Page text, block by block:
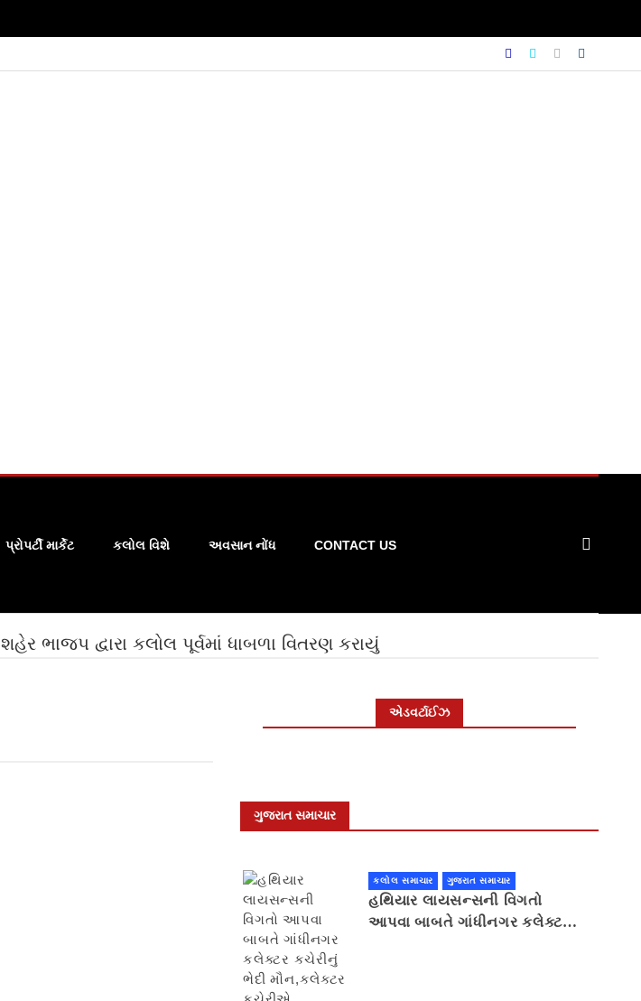
પ્રોપર્ટી માર્કેટ કલોલ વિશે અવસાન નોંધ CONTACT US
શહેર ભાજપ દ્વારા કલોલ પૂર્વમાં ધાબળા વિતરણ કરાયું
એડવર્ટાઈઝ
ગુજરાત સમાચાર
કલોલ સમાચાર ગુજરાત સમાચાર
હથિયાર લાયસન્સની વિગતો
આપવા બાબતે ગાંધીનગર કલેક્ટર